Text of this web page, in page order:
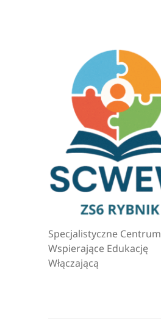
Specjalistyczne Centrum
Wspierające Edukację
Włączającą